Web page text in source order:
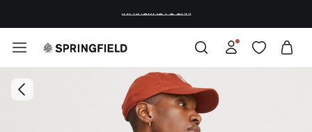
¡DESCARGA LA APP!